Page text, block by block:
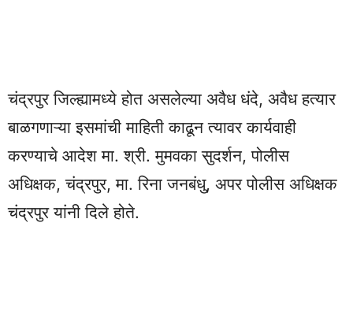
चंद्रपुर जिल्ह्यामध्ये होत असलेल्या अवैध धंदे, अवैध हत्यार
बाळगणाऱ्या इसमांची माहिती काढून त्यावर कार्यवाही
करण्याचे आदेश मा. श्री. मुमवका सुदर्शन, पोलीस
अधिक्षक, चंद्रपुर, मा. रिना जनबंधु, अपर पोलीस अधिक्षक
चंद्रपुर यांनी दिले होते.